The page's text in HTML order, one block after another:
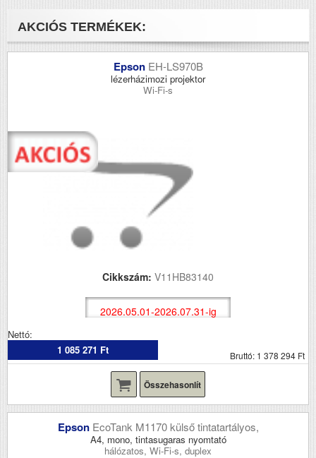
AKCIÓS TERMÉKEK:
Epson EH-LS970B
lézerházimozi projektor
Wi-Fi-s
Cikkszám: V11HB83140
2026.05.01-2026.07.31-ig
Nettó:
1 085 271 Ft
Bruttó: 1 378 294 Ft
Összehasonlít
Epson EcoTank M1170 külső tintatartályos,
A4, mono, tintasugaras nyomtató
hálózatos, Wi-Fi-s, duplex